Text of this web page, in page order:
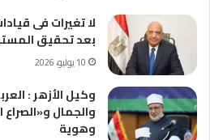
لا تغيرات فى
بعد تحقيق
10 يوليو، 2026
وكيل الأزهر :
والجمال
وهوية